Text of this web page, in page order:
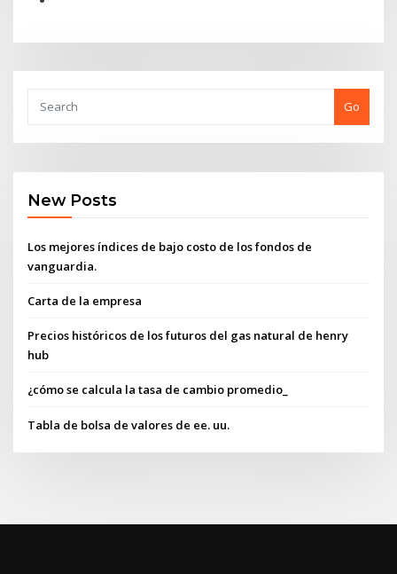
Go
New Posts
Los mejores índices de bajo costo de los fondos de
vanguardia.
Carta de la empresa
Precios históricos de los futuros del gas natural de henry
hub
¿cómo se calcula la tasa de cambio promedio_
Tabla de bolsa de valores de ee. uu.